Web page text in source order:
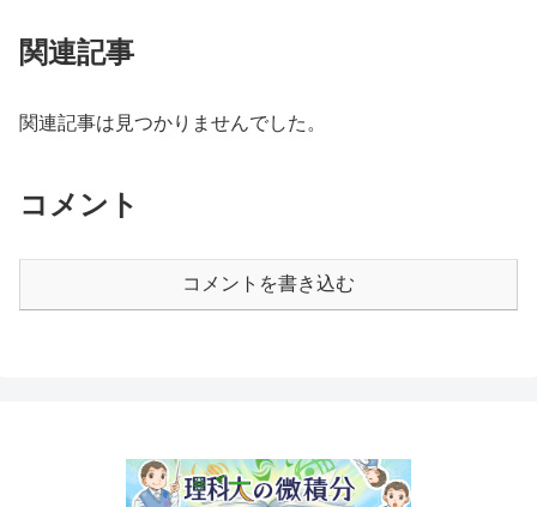
関連記事
関連記事は見つかりませんでした。
コメント
コメントを書き込む